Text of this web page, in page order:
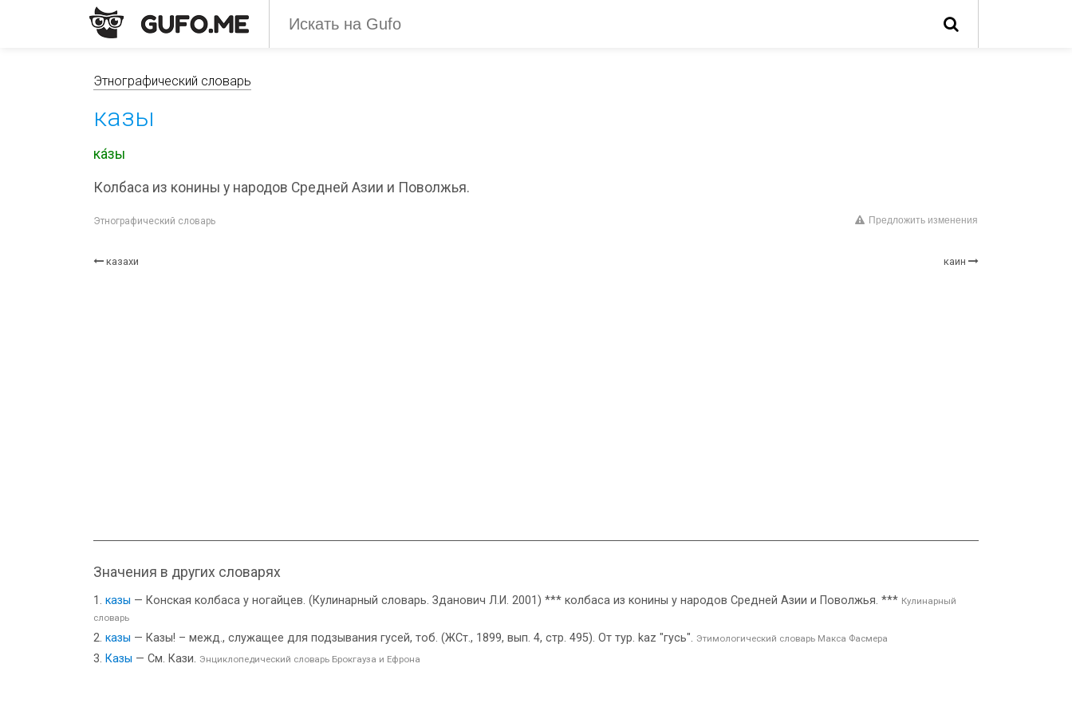
Этнографический словарь
казы
ка́зы
Колбаса из конины у народов Средней Азии и Поволжья.
Этнографический словарь Предложить изменения
казахи каин
Значения в других словарях
казы — Конская колбаса у ногайцев. (Кулинарный словарь. Зданович Л.И. 2001) *** колбаса из конины у народов Средней Азии и Поволжья. *** Кулинарный
словарь
казы — Казы! – межд., служащее для подзывания гусей, тоб. (ЖСт., 1899, вып. 4, стр. 495). От тур. kаz "гусь". Этимологический словарь Макса Фасмера
Казы — См. Кази. Энциклопедический словарь Брокгауза и Ефрона